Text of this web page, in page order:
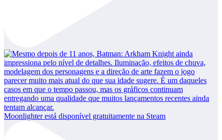
Moonlighter está disponível gratuitamente na Steam